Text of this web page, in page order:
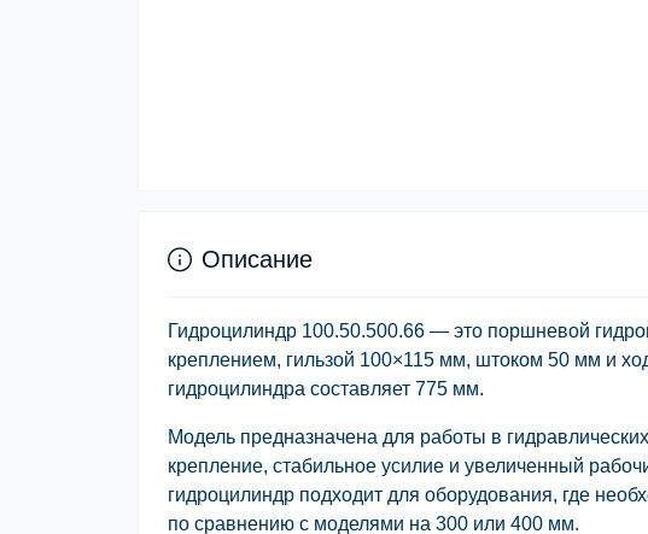
Описание
Гидроцилиндр 100.50.500.66 — это поршневой
креплением, гильзой 100×115 мм, штоком 50 мм и
гидроцилиндра составляет 775 мм.
Модель предназначена для работы в
крепление, стабильное усилие и увеличенный
гидроцилиндр подходит для оборудования, где
по сравнению с моделями на 300 или 400 мм.